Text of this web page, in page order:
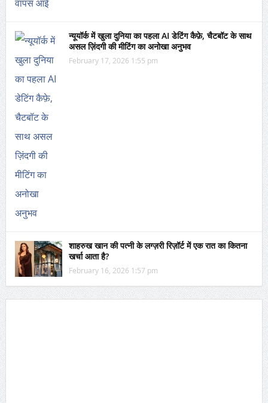
न्यूयॉर्क में खुला दुनिया का पहला AI डेटिंग कैफ़े, चैटबॉट के साथ
असल ज़िंदगी की मीटिंग का अनोखा अनुभव
February 17, 2026 1:55 pm
शाहरुख खान की पत्नी के लग्ज़री रिज़ॉर्ट में एक रात का कितना
खर्चा आता है?
February 16, 2026 1:57 pm